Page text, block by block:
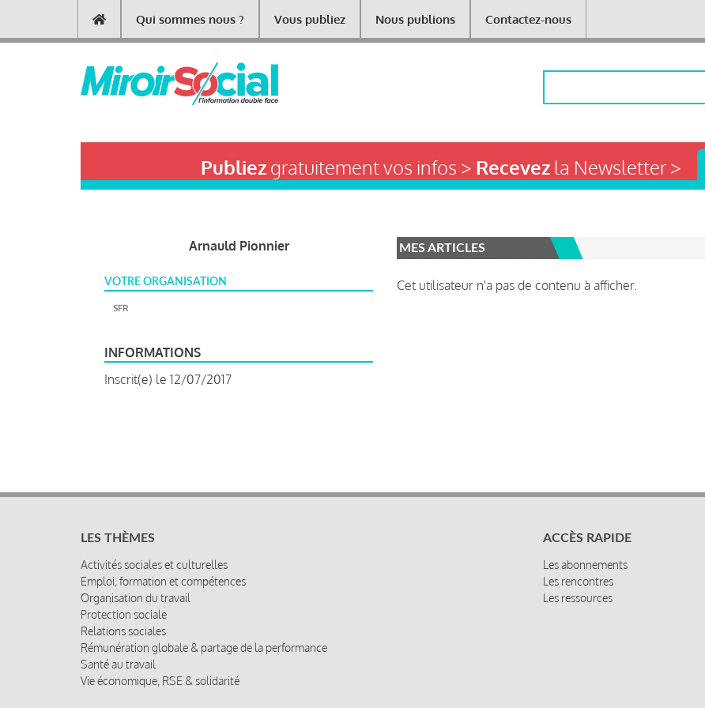
contenu
Main
navigation
Qui sommes nous ? Vous publiez Nous publions Contactez-nous
Publiezgratuitement vos infos > Recevezla Newsletter >
Arnauld Pionnier
VOTRE ORGANISATION
SFR
INFORMATIONS
Inscrit(e) le 12/07/2017
MES ARTICLES
Cet utilisateur n'a pas de contenu à afficher.
LES THÈMES
Activités sociales et culturelles
Emploi, formation et compétences
Organisation du travail
Protection sociale
Relations sociales
Rémunération globale & partage de la performance
Santé au travail
Vie économique, RSE & solidarité
ACCÈS RAPIDE
Les abonnements
Les rencontres
Les ressources